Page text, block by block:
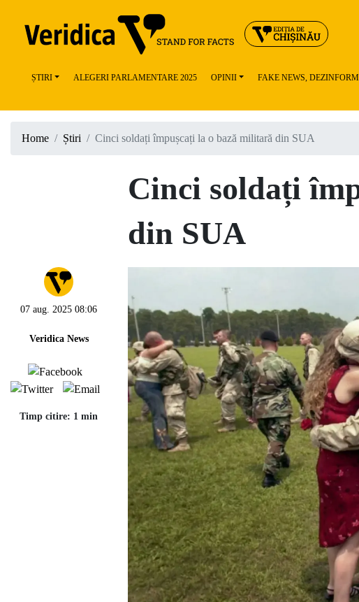
ȘTIRI ALEGERI PARLAMENTARE 2025 OPINII FAKE NEWS,
Home Știri Cinci soldați împușcați la o bază militară din SUA
Cinci soldați
din SUA
07 aug. 2025 08:06
Veridica News
Timp citire: 1 min